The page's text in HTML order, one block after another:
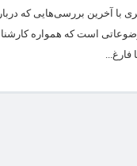
با آخرین بررسی‌هایی که
است که همواره
فارغ...